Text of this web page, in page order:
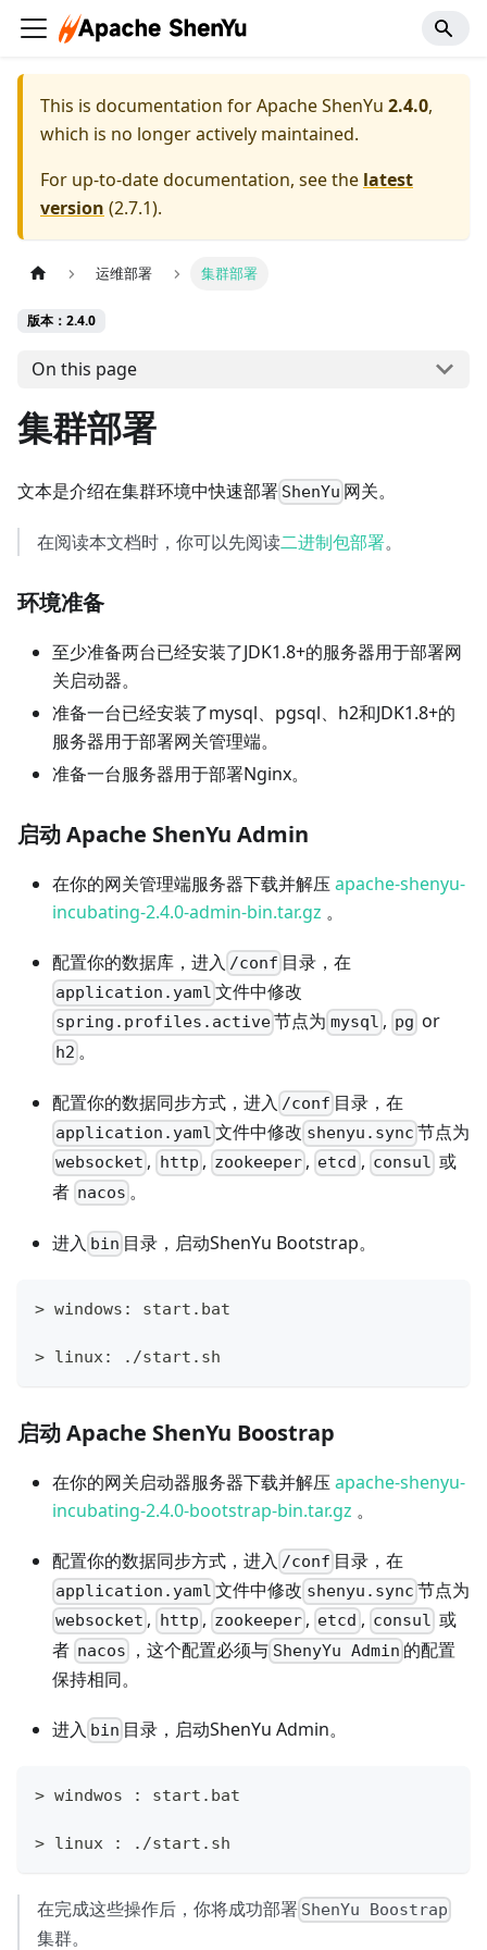
This is documentation forApache ShenYu 2.4.0,
which is no longer actively maintained.
For up-to-date documentation, see the latest
version (2.7.1).
运维部署 集群部署
版本：2.4.0
On this page
集群部署
文本是介绍在集群环境中快速部署 ShenYu 网关。
在阅读本文档时，你可以先阅读二进制包部署。
环境准备
至少准备两台已经安装了JDK1.8+的服务器用于部署网
关启动器。
准备一台已经安装了mysql、pgsql、h2和JDK1.8+的
服务器用于部署网关管理端。
准备一台服务器用于部署Nginx。
启动 Apache ShenYu Admin
在你的网关管理端服务器下载并解压 apache-shenyu-
incubating-2.4.0-admin-bin.tar.gz 。
配置你的数据库，进入 /conf 目录，在
application.yaml 文件中修改
spring.profiles.active节点为 mysql , pg or
h2 。
配置你的数据同步方式，进入 /conf 目录，在
application.yaml 文件中修改 shenyu.sync 节点为
websocket , http , zookeeper , etcd , consul 或
者 nacos 。
进入 bin 目录，启动ShenYu Bootstrap。
> windows: start.bat
> linux: ./start.sh
启动 Apache ShenYu Boostrap
在你的网关启动器服务器下载并解压 apache-shenyu-
incubating-2.4.0-bootstrap-bin.tar.gz 。
配置你的数据同步方式，进入 /conf 目录，在
application.yaml 文件中修改 shenyu.sync 节点为
websocket , http , zookeeper , etcd , consul 或
者 nacos ，这个配置必须与 ShenyYu Admin 的配置
保持相同。
进入 bin 目录，启动ShenYu Admin。
> windwos : start.bat
> linux : ./start.sh
在完成这些操作后，你将成功部署 ShenYu Boostrap
集群。